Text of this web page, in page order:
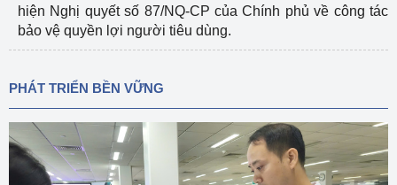
hiện Nghị quyết số 87/NQ-CP của Chính phủ về công tác
bảo vệ quyền lợi người tiêu dùng.
PHÁT TRIỂN BỀN VỮNG